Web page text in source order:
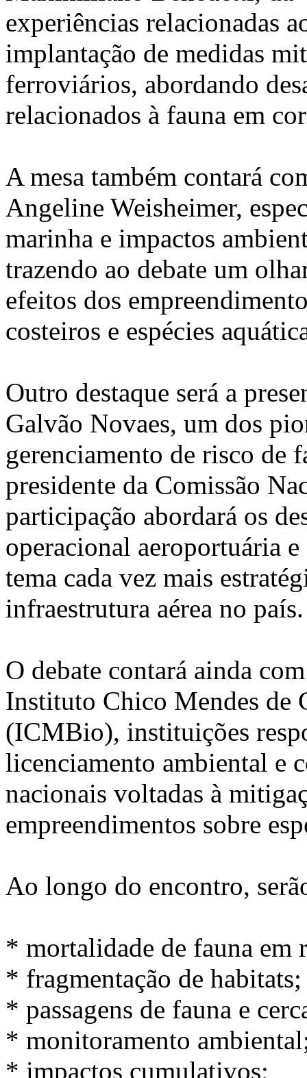
experiências relacionadas
implantação de medidas
ferroviários, abordando
relacionados à fauna em
A mesa também contará
Angeline Weisheimer,
marinha e impactos
trazendo ao debate um
efeitos dos
costeiros e espécies
Outro destaque será a
Galvão Novaes, um dos
gerenciamento de risco de
presidente da Comissão
participação abordará os
operacional aeroportuária
tema cada vez mais
infraestrutura aérea no país.
O debate contará ainda
Instituto Chico Mendes de
(ICMBio), instituições
licenciamento ambiental e
nacionais voltadas à
empreendimentos sobre
Ao longo do encontro,
* mortalidade de fauna em
* fragmentação de habitats;
* passagens de fauna e
* monitoramento
* impactos cumulativos;